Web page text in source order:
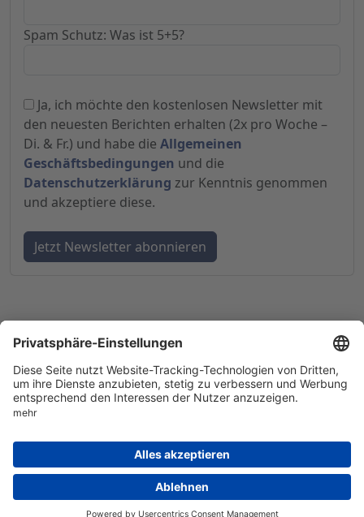
Spam Schutz: Was ist 5+5?
Ja, ich möchte den kostenlosen Newsletter mit
den neuesten Berichten erhalten (2x pro Woche –
Di. & Fr.) und habe die Allgemeinen
Geschäftsbedingungen und die
Datenschutzerklärung zur Kenntnis genommen
und akzeptiere diese.
© 1998-2026by GSC Research GmbH
Datenschutz